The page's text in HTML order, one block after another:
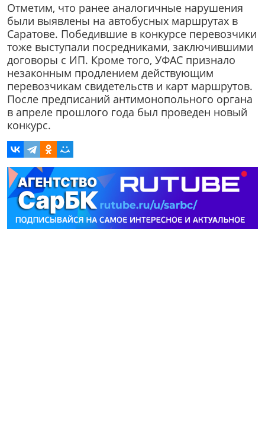
Отметим, что ранее аналогичные нарушения
были выявлены на автобусных маршрутах в
Саратове. Победившие в конкурсе перевозчики
тоже выступали посредниками, заключившими
договоры с ИП. Кроме того, УФАС признало
незаконным продлением действующим
перевозчикам свидетельств и карт маршрутов.
После предписаний антимонопольного органа
в апреле прошлого года был проведен новый
конкурс.